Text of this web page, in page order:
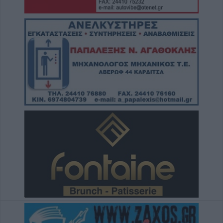
Σε αναζήτηση λύσης για το χρόνιο
πρόβλημα των ανεπιτήρητων βοοειδών σε
κοινότητες του Δήμου Παλαμά
8 Αυγούστου 2026, 14:49
Ακυρώθηκε απόφαση του Περιφερειάρχη
Θεσσαλίας Δημ. Κουρέτα για το θαλάσσιο
σκι στη λίμνη Σμοκόβου
8 Αυγούστου 2026, 13:44
Συνεδρίαση Επιτροπής Εκτίμησης Κινδύνου
για τους ισχυρούς ανέμους και τις υψηλές
Την Κυριακή 9 Αυγούστου η κηδεία του
Αντώνιου Ηλ. Αντωνίου
Βλάβη στο δίκτυο υδροδότησης του Παλαμά
το μεσημέρι του Σαββάτου (8/8)